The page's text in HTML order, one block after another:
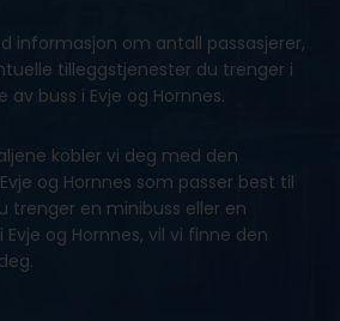
informasjon om antall passasjerer,
tilleggstjenester du trenger i
buss i Evje og Hornnes.
kobler vi deg med den
og Hornnes som passer best til
trenger en minibuss eller en
og Hornnes, vil vi finne den